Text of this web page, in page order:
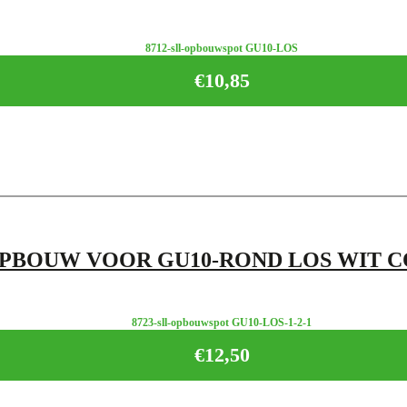
8712-sll-opbouwspot GU10-LOS
€10,85
VOOR GU10-ROND LOS WIT
8723-sll-opbouwspot GU10-LOS-1-2-1
€12,50